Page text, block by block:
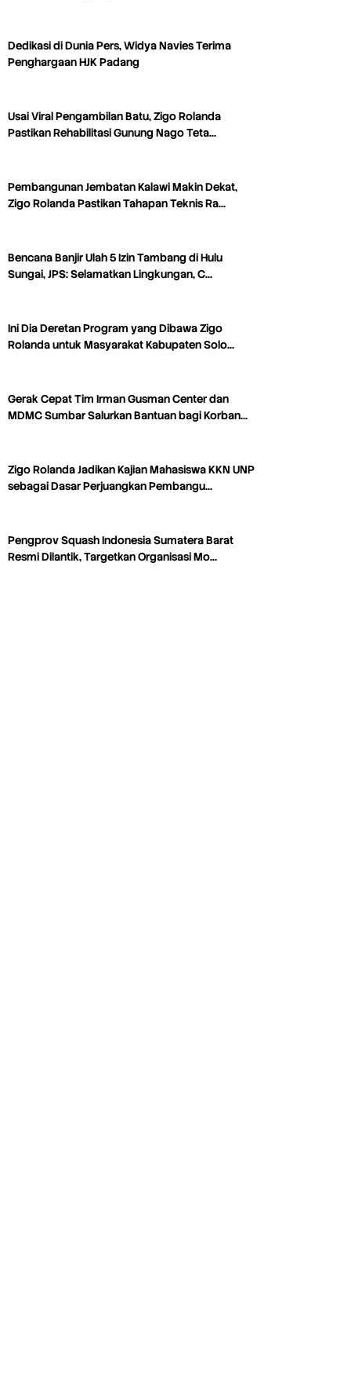
Dedikasi di Dunia Pers, Widya Navies Terima
Penghargaan HJK Padang
Usai Viral Pengambilan Batu, Zigo Rolanda
Pastikan Rehabilitasi Gunung Nago Teta…
Pembangunan Jembatan Kalawi Makin Dekat,
Zigo Rolanda Pastikan Tahapan Teknis Ra…
Bencana Banjir Ulah 5 Izin Tambang di Hulu
Sungai, JPS: Selamatkan Lingkungan, C…
Ini Dia Deretan Program yang Dibawa Zigo
Rolanda untuk Masyarakat Kabupaten Solo…
Gerak Cepat Tim Irman Gusman Center dan
MDMC Sumbar Salurkan Bantuan bagi Korban…
Zigo Rolanda Jadikan Kajian Mahasiswa KKN UNP
sebagai Dasar Perjuangkan Pembangu…
Pengprov Squash Indonesia Sumatera Barat
Resmi Dilantik, Targetkan Organisasi Mo…